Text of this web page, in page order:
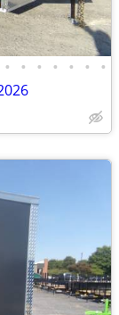
• • • • • • •